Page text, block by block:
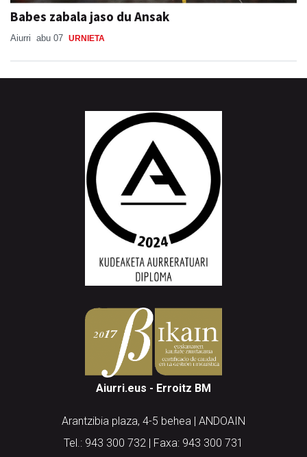
Babes zabala jaso du Ansak
Aiurri abu 07 URNIETA
Aiurri.eus - Erroitz BM
Arantzibia plaza, 4-5 behea | ANDOAIN
Tel.: 943 300 732 | Faxa: 943 300 731